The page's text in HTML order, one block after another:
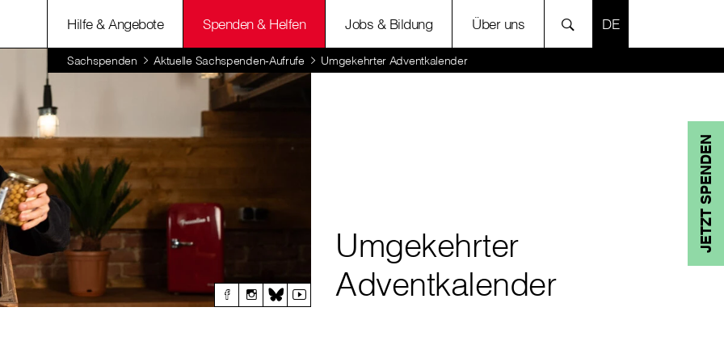
Hilfe & Angebote Spenden & Helfen Jobs & Bildung Über uns SPRACHE
Sachspenden Aktuelle Sachspenden-Aufrufe Umgekehrter Adventkalender
JETZT SPENDEN
Umgekehrter
Adventkalender